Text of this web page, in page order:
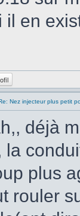
il en
Nez injecteur plus petit
déjà
la
plus
rouler